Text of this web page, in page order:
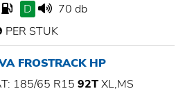
D
70 db
PER STUK
FROSTRACK HP
185/65 R15 92TXL,MS